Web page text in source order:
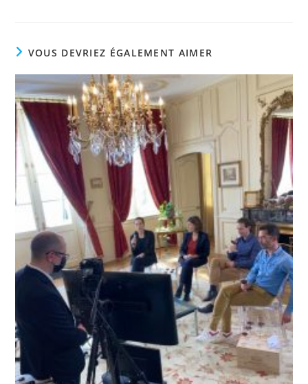
VOUS DEVRIEZ ÉGALEMENT AIMER